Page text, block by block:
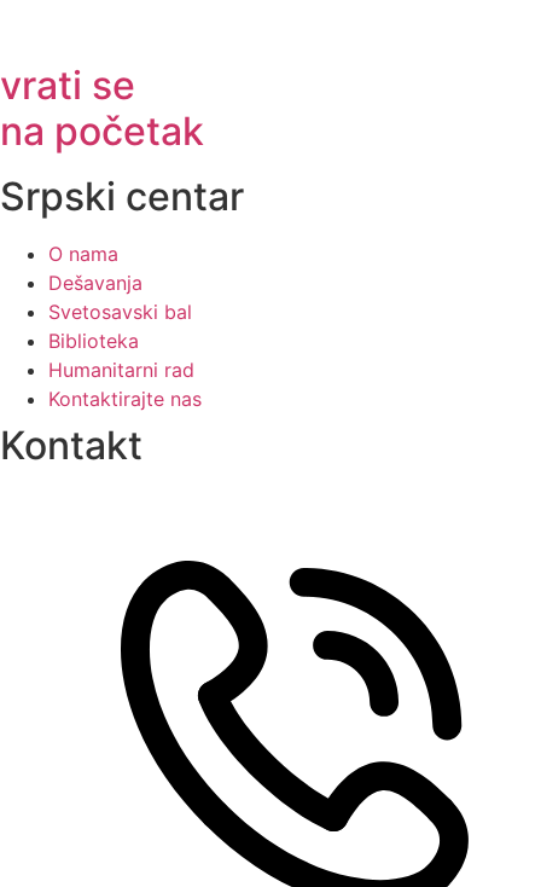
vrati se
na početak
Srpski centar
O nama
Dešavanja
Svetosavski bal
Biblioteka
Humanitarni rad
Kontaktirajte nas
Kontakt